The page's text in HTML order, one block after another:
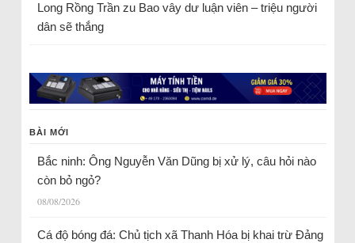
Long Rồng Trầnzu Bao vây dư luận viên – triệu người
dân sẽ thắng
BÀI MỚI
Bắc ninh: Ông Nguyễn Văn Dũng bị xử lý, câu hỏi nào
còn bỏ ngỏ?
08/08/2026
Cá độ bóng đá: Chủ tịch xã Thanh Hóa bị khai trừ Đảng